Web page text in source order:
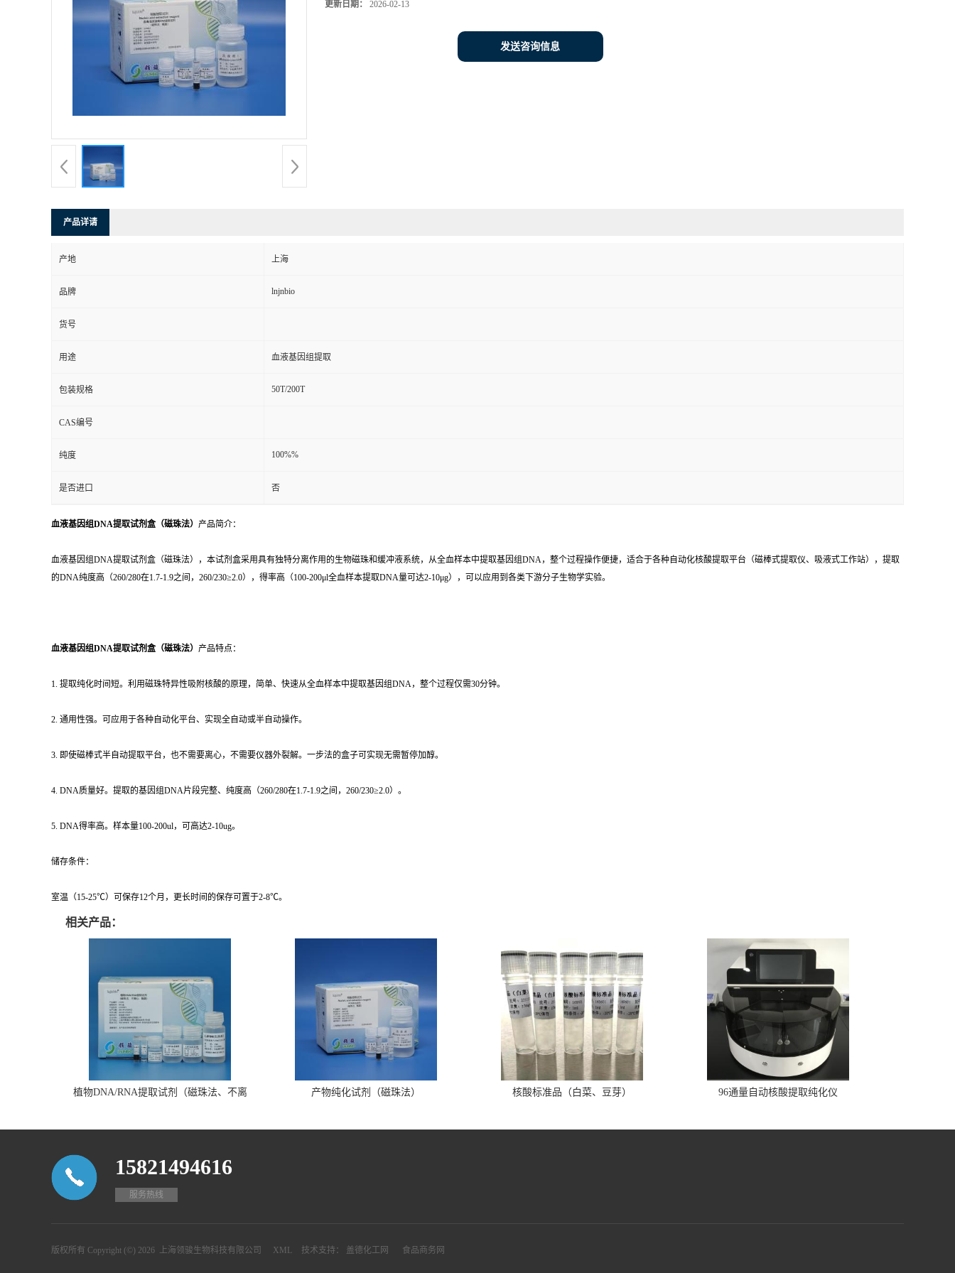
更新日期： 2026-02-13
发送咨询信息
产品详请
产地 上海
品牌 lnjnbio
货号
用途 血液基因组提取
包装规格 50T/200T
CAS编号
纯度 100%%
是否进口 否
血液基因组DNA提取试剂盒（磁珠法） 产品简介：
血液基因组DNA提取试剂盒（磁珠法），本试剂盒采用具有独特分离作用的生物磁珠和缓冲液系统，从全血样本中提取基因组DNA，整个过程操作便捷，适合于各种自动化核酸提取平台（磁棒式提取仪、吸液式工作站），提取
的DNA纯度高（260/280在1.7-1.9之间，260/230≥2.0），得率高（100-200μl全血样本提取DNA量可达2-10μg），可以应用到各类下游分子生物学实验。
血液基因组DNA提取试剂盒（磁珠法） 产品特点：
1. 提取纯化时间短。利用磁珠特异性吸附核酸的原理，简单、快速从全血样本中提取基因组DNA，整个过程仅需30分钟。
2. 通用性强。可应用于各种自动化平台、实现全自动或半自动操作。
3. 即使磁棒式半自动提取平台，也不需要离心，不需要仪器外裂解。一步法的盒子可实现无需暂停加醇。
4. DNA质量好。提取的基因组DNA片段完整、纯度高（260/280在1.7-1.9之间，260/230≥2.0）。
5. DNA得率高。样本量100-200ul，可高达2-10ug。
储存条件：
室温（15-25℃）可保存12个月，更长时间的保存可置于2-8℃。
相关产品：
植物DNA/RNA提取试剂（磁珠法、不离
产物纯化试剂（磁珠法） 核酸标准品（白菜、豆芽） 96通量自动核酸提取纯化仪
15821494616
服务热线
版权所有 Copyright (©) 2026 上海领骏生物科技有限公司 XML 技术支持： 盖德化工网 食品商务网